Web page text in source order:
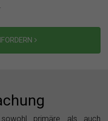
primäre als auch